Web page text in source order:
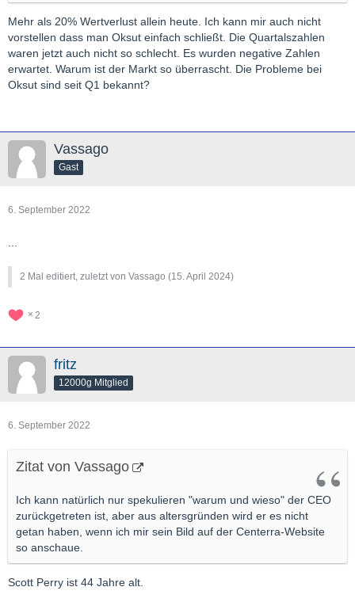
Mehr als 20% Wertverlust allein heute. Ich kann mir auch nicht
vorstellen dass man Oksut einfach schließt. Die Quartalszahlen
waren jetzt auch nicht so schlecht. Es wurden negative Zahlen
erwartet. Warum ist der Markt so überrascht. Die Probleme bei
Oksut sind seit Q1 bekannt?
Vassago
Gast
6. September 2022
2 Mal editiert, zuletzt von Vassago (15. April 2024)
2
fritz
12000g Mitglied
6. September 2022
Zitat von Vassago
Ich kann natürlich nur spekulieren "warum und wieso" der CEO
zurückgetreten ist, aber aus altersgründen wird er es nicht
getan haben, wenn ich mir sein Bild auf der Centerra-Website
so anschaue.
Scott Perry ist 44 Jahre alt.